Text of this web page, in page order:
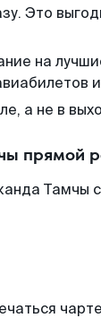
Это
на
а не в
прямой
Тамчы